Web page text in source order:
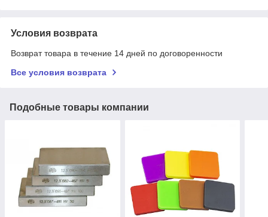
Условия возврата
Возврат товара в течение 14 дней по договоренности
Все условия возврата
Подобные товары компании